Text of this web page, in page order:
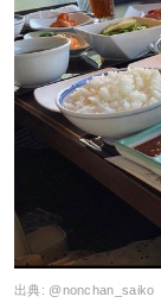
出典: @nonchan_saiko